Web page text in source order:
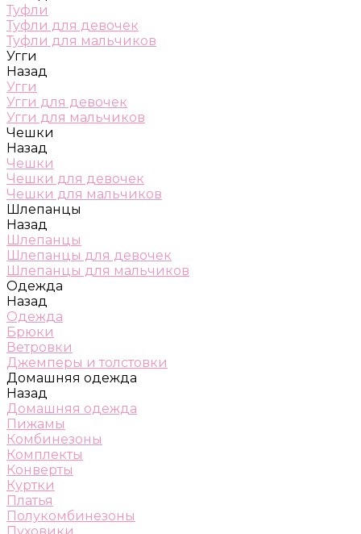
Туфли
Туфли для девочек
Туфли для мальчиков
Угги
Назад
Угги
Угги для девочек
Угги для мальчиков
Чешки
Назад
Чешки
Чешки для девочек
Чешки для мальчиков
Шлепанцы
Назад
Шлепанцы
Шлепанцы для девочек
Шлепанцы для мальчиков
Одежда
Назад
Одежда
Брюки
Ветровки
Джемперы и толстовки
Домашняя одежда
Назад
Домашняя одежда
Пижамы
Комбинезоны
Комплекты
Конверты
Куртки
Платья
Полукомбинезоны